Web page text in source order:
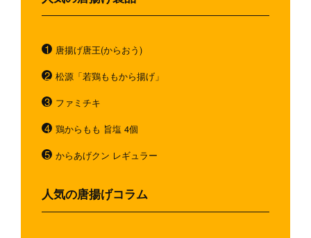
唐揚げ唐王(からおう)
松源「若鶏ももから揚げ」
ファミチキ
鶏からもも 旨塩 4個
からあげクン レギュラー
人気の唐揚げコラム